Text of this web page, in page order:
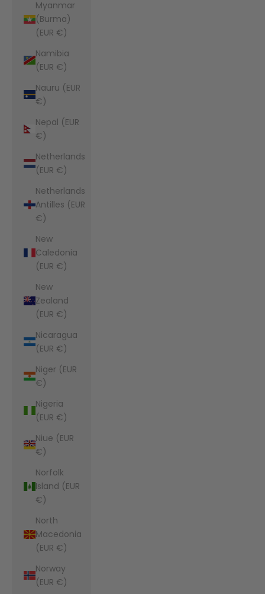
Myanmar
(Burma)
(EUR €)
Namibia
(EUR €)
Nauru (EUR
€)
Nepal (EUR
€)
Netherlands
(EUR €)
Netherlands
Antilles (EUR
€)
New
Caledonia
(EUR €)
New
Zealand
(EUR €)
Nicaragua
(EUR €)
Niger (EUR
€)
Nigeria
(EUR €)
Niue (EUR
€)
Norfolk
Island (EUR
€)
North
Macedonia
(EUR €)
Norway
(EUR €)